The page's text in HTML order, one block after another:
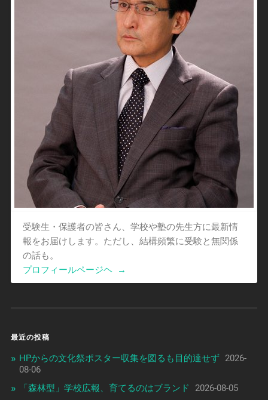
受験生・保護者の皆さん、学校や塾の先生方に最新情
報をお届けします。ただし、結構頻繁に受験と無関係
の話も。
プロフィールページヘ
→
最近の投稿
HPからの文化祭ポスター収集を図るも目的達せず 2026-
08-06
「森林型」学校広報、育てるのはブランド
2026-08-05